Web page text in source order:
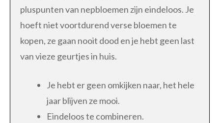
pluspunten van nepbloemen zijn eindeloos. Je
hoeft niet voortdurend verse bloemen te
kopen, ze gaan nooit dood en je hebt geen last
van vieze geurtjes in huis.
Je hebt er geen omkijken naar, het hele
jaar blijven ze mooi.
Eindeloos te combineren.